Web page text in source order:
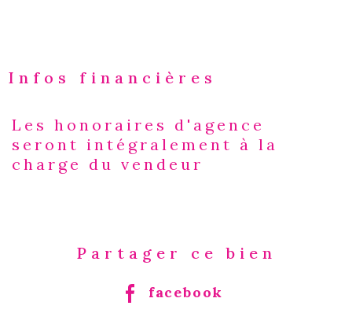
Infos financières
Caractéristiques Valeurs
Les honoraires d'agence
seront intégralement à la
charge du vendeur
Partager ce bien
facebook